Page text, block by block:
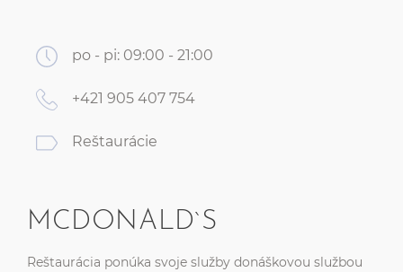
po - pi: 09:00 - 21:00
+421 905 407 754
Reštaurácie
MCDONALD`S
Reštaurácia ponúka svoje služby donáškovou službou